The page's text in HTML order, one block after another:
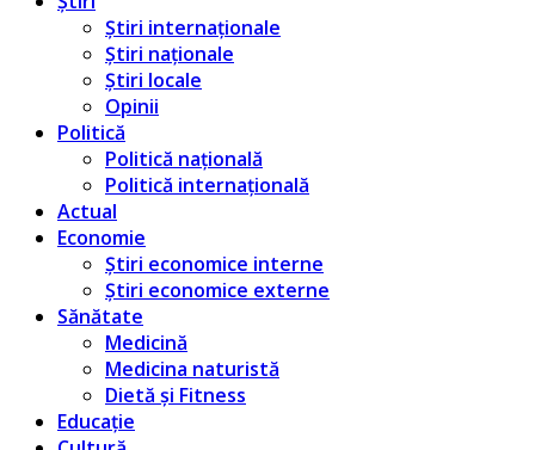
Știri internaționale
Știri naționale
Știri locale
Opinii
Politică
Politică națională
Politică internațională
Actual
Economie
Știri economice interne
Știri economice externe
Sănătate
Medicină
Medicina naturistă
Dietă și Fitness
Educație